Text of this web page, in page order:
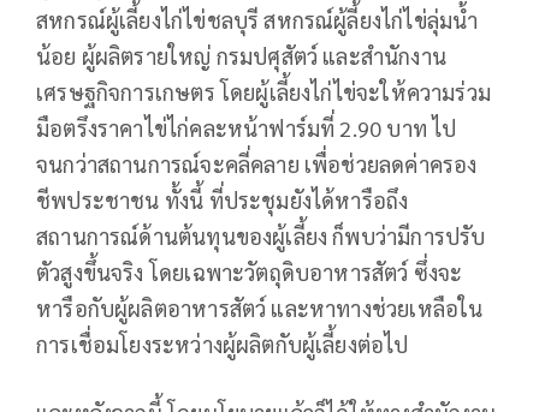
สหกรณ์ผู้เลี้ยงไก่ไข่ชลบุรี สหกรณ์ผู้ลี้ยงไก่ไข่ลุ่มน้ำ
น้อย ผู้ผลิตรายใหญ่ กรมปศุสัตว์ และสำนักงาน
เศรษฐกิจการเกษตร โดยผู้เลี้ยงไก่ไข่จะให้ความร่วม
มือตรึงราคาไข่ไก่คละหน้าฟาร์มที่ 2.90 บาท ไป
จนกว่าสถานการณ์จะคลี่คลาย เพื่อช่วยลดค่าครอง
ชีพประชาชน ทั้งนี้ ที่ประชุมยังได้หารือถึง
สถานการณ์ด้านต้นทุนของผู้เลี้ยง ก็พบว่ามีการปรับ
ตัวสูงขึ้นจริง โดยเฉพาะวัตถุดิบอาหารสัตว์ ซึ่งจะ
หารือกับผู้ผลิตอาหารสัตว์ และหาทางช่วยเหลือใน
การเชื่อมโยงระหว่างผู้ผลิตกับผู้เลี้ยงต่อไป